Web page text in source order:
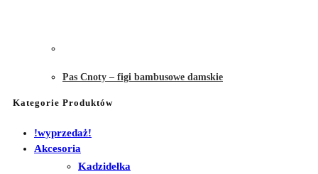
Pas Cnoty – figi bambusowe damskie
Kategorie Produktów
!wyprzedaż!
Akcesoria
Kadzidełka